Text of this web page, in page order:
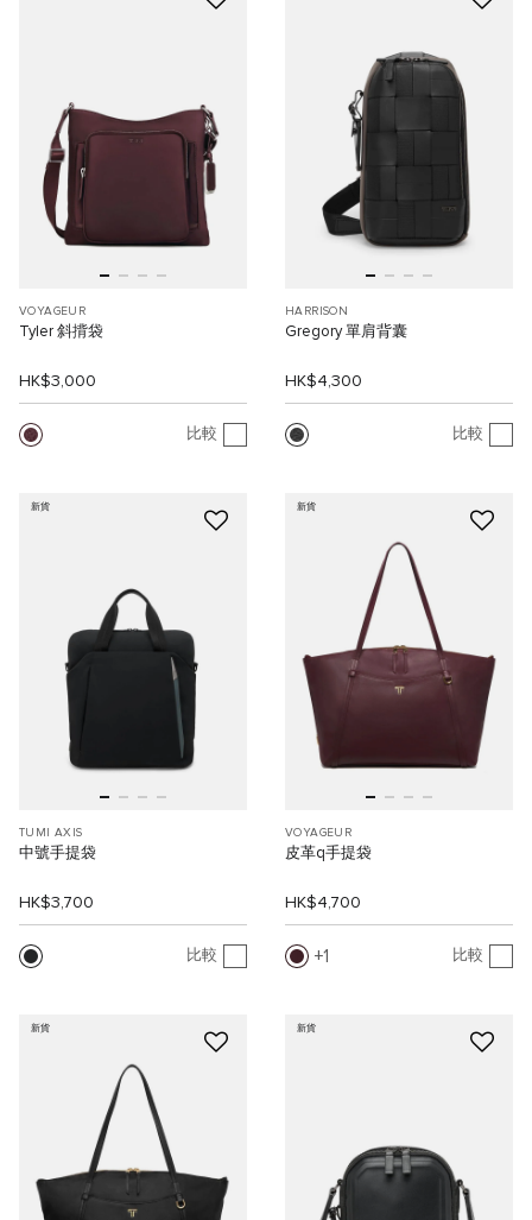
VOYAGEUR
Tyler 斜揹袋
HK$3,000
比較
HARRISON
Gregory 單肩背囊
HK$4,300
比較
新貨
TUMI AXIS
中號手提袋
HK$3,700
比較
新貨
VOYAGEUR
皮革q手提袋
HK$4,700
1 比較
新貨 新貨